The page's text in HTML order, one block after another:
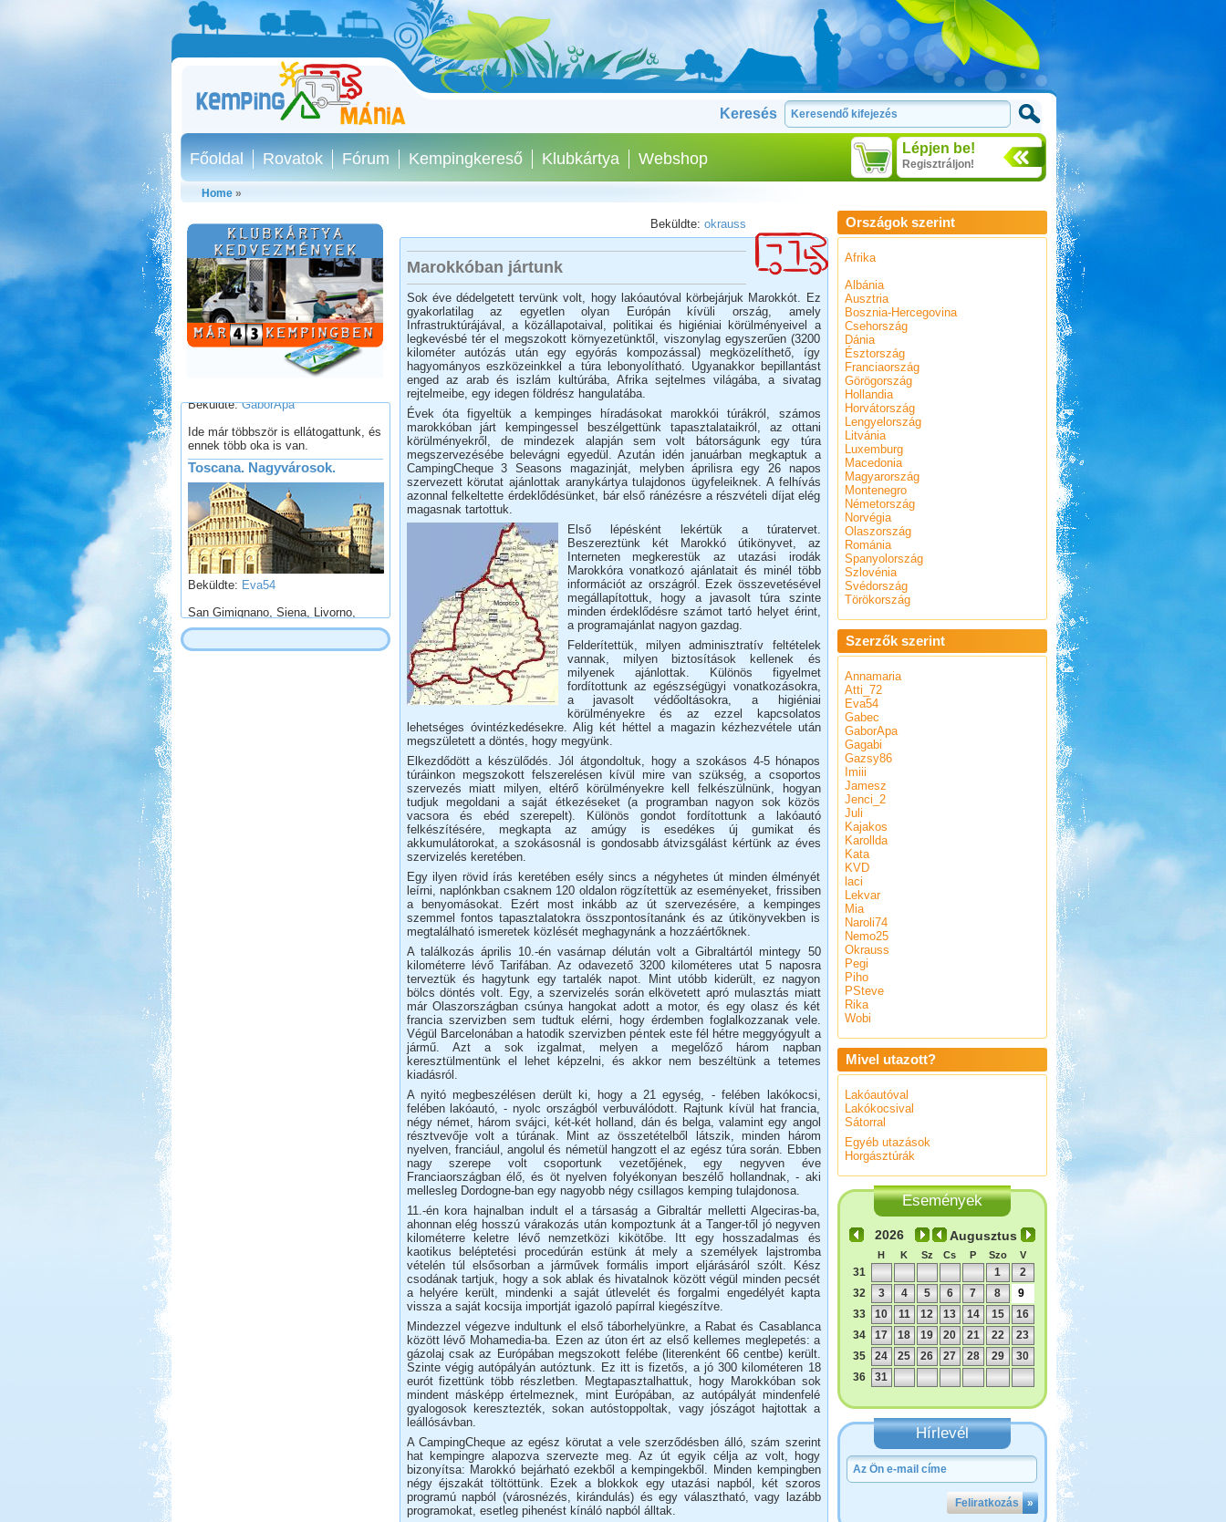
Keresés
Lépjen be!
Regisztráljon!
Főoldal Rovatok Fórum Kempingkereső Klubkártya Webshop
Home»
Pecázás Akaliban
Ide már többször is ellátogattunk, és
Toscana. Nagyvárosok.
Beküldte:Eva54
San Gimignano, Siena, Livorno,
Tisza-tavi vadkempingezés
Beküldte: okrauss
Marokkóban jártunk
Sok éve dédelgetett tervünk volt, hogy lakóautóval körbejárjuk Marokkót. Ez
gyakorlatilag az egyetlen olyan Európán kívüli ország, amely
Infrastruktúrájával, a közállapotaival, politikai és higiéniai körülményeivel a
legkevésbé tér el megszokott környezetünktől, viszonylag egyszerűen (3200
kilométer autózás után egy egyórás kompozással) megközelíthető, így
hagyományos eszközeinkkel a túra lebonyolítható. Ugyanakkor bepillantást
enged az arab és iszlám kultúrába, Afrika sejtelmes világába, a sivatag
rejtelmeibe, egy idegen földrész hangulatába.
Évek óta figyeltük a kempinges híradásokat marokkói túrákról, számos
marokkóban járt kempingessel beszélgettünk tapasztalataikról, az ottani
körülményekről, de mindezek alapján sem volt bátorságunk egy túra
megszervezésébe belevágni egyedül. Azután idén januárban megkaptuk a
CampingCheque 3 Seasons magazinját, melyben áprilisra egy 26 napos
szervezett körutat ajánlottak aranykártya tulajdonos ügyfeleiknek. A felhívás
azonnal felkeltette érdeklődésünket, bár első ránézésre a részvételi díjat elég
magasnak tartottuk.
Első lépésként lekértük a túratervet.
Beszereztünk két Marokkó útikönyvet, az
Interneten megkerestük az utazási irodák
Marokkóra vonatkozó ajánlatait és minél több
információt az országról. Ezek összevetésével
megállapítottuk, hogy a javasolt túra szinte
minden érdeklődésre számot tartó helyet érint,
a programajánlat nagyon gazdag.
Felderítettük, milyen adminisztratív feltételek
vannak, milyen biztosítások kellenek és
milyenek ajánlottak. Különös figyelmet
fordítottunk az egészségügyi vonatkozásokra,
a javasolt védőoltásokra, a higiéniai
körülményekre és az ezzel kapcsolatos
lehetséges óvintézkedésekre. Alig két héttel a magazin kézhezvétele után
megszületett a döntés, hogy megyünk.
Elkezdődött a készülődés. Jól átgondoltuk, hogy a szokásos 4-5 hónapos
túráinkon megszokott felszerelésen kívül mire van szükség, a csoportos
szervezés miatt milyen, eltérő körülményekre kell felkészülnünk, hogyan
tudjuk megoldani a saját étkezéseket (a programban nagyon sok közös
vacsora és ebéd szerepelt). Különös gondot fordítottunk a lakóautó
felkészítésére, megkapta az amúgy is esedékes új gumikat és
akkumulátorokat, a szokásosnál is gondosabb átvizsgálást kértünk az éves
szervizelés keretében.
Egy ilyen rövid írás keretében esély sincs a négyhetes út minden élményét
leírni, naplónkban csaknem 120 oldalon rögzítettük az eseményeket, frissiben
a benyomásokat. Ezért most inkább az út szervezésére, a kempinges
szemmel fontos tapasztalatokra összpontosítanánk és az útikönyvekben is
megtalálható ismeretek közlését meghagynánk a hozzáértőknek.
A találkozás április 10.-én vasárnap délután volt a Gibraltártól mintegy 50
kilométerre lévő Tarifában. Az odavezető 3200 kilométeres utat 5 naposra
terveztük és hagytunk egy tartalék napot. Mint utóbb kiderült, ez nagyon
bölcs döntés volt. Egy, a szervizelés során elkövetett apró mulasztás miatt
már Olaszországban csúnya hangokat adott a motor, és egy olasz és két
francia szervizben sem tudtuk elérni, hogy érdemben foglalkozzanak vele.
Végül Barcelonában a hatodik szervizben péntek este fél hétre meggyógyult a
jármű. Azt a sok izgalmat, melyen a megelőző három napban
keresztülmentünk el lehet képzelni, és akkor nem beszéltünk a tetemes
kiadásról.
A nyitó megbeszélésen derült ki, hogy a 21 egység, - felében lakókocsi,
felében lakóautó, - nyolc országból verbuválódott. Rajtunk kívül hat francia,
négy német, három svájci, két-két holland, dán és belga, valamint egy angol
résztvevője volt a túrának. Mint az összetételből látszik, minden három
nyelven, franciául, angolul és németül hangzott el az egész túra során. Ebben
nagy szerepe volt csoportunk vezetőjének, egy negyven éve
Franciaországban élő, és öt nyelven folyékonyan beszélő hollandnak, - aki
mellesleg Dordogne-ban egy nagyobb négy csillagos kemping tulajdonosa.
11.-én kora hajnalban indult el a társaság a Gibraltár melletti Algeciras-ba,
ahonnan elég hosszú várakozás után kompoztunk át a Tanger-től jó negyven
kilométerre keletre lévő nemzetközi kikötőbe. Itt egy hosszadalmas és
kaotikus beléptetési procedúrán estünk át mely a személyek lajstromba
vételén túl elsősorban a járművek formális import eljárásáról szólt. Kész
csodának tartjuk, hogy a sok ablak és hivatalnok között végül minden pecsét
a helyére került, mindenki a saját útlevelét és forgalmi engedélyét kapta
vissza a saját kocsija importját igazoló papírral kiegészítve.
Mindezzel végezve indultunk el első táborhelyünkre, a Rabat és Casablanca
között lévő Mohamedia-ba. Ezen az úton ért az első kellemes meglepetés: a
gázolaj csak az Európában megszokott felébe (literenként 66 centbe) került.
Szinte végig autópályán autóztunk. Ez itt is fizetős, a jó 300 kilométeren 18
eurót fizettünk több részletben. Megtapasztalhattuk, hogy Marokkóban sok
mindent másképp értelmeznek, mint Európában, az autópályát mindenfelé
gyalogosok keresztezték, sokan autóstoppoltak, vagy jószágot hajtottak a
leállósávban.
A CampingCheque az egész körutat a vele szerződésben álló, szám szerint
hat kempingre alapozva szervezte meg. Az út egyik célja az volt, hogy
bizonyítsa: Marokkó bejárható ezekből a kempingekből. Minden kempingben
négy éjszakát töltöttünk. Ezek a blokkok egy utazási napból, két szoros
programú napból (városnézés, kirándulás) és egy választható, vagy lazább
programokat, esetleg pihenést kínáló napból álltak.
Országok szerint
Afrika
Albánia
Ausztria
Bosznia-Hercegovina
Csehország
Dánia
Észtország
Franciaország
Görögország
Hollandia
Horvátország
Lengyelország
Litvánia
Luxemburg
Macedonia
Magyarország
Montenegro
Németország
Norvégia
Olaszország
Románia
Spanyolország
Szlovénia
Svédország
Törökország
Szerzők szerint
Annamaria
Atti_72
Eva54
Gabec
GaborApa
Gagabi
Gazsy86
Imiii
Jamesz
Jenci_2
Juli
Kajakos
Karollda
Kata
KVD
laci
Lekvar
Mia
Naroli74
Nemo25
Okrauss
Pegi
Piho
PSteve
Rika
Wobi
Mivel utazott?
Lakóautóval
Lakókocsival
Sátorral
Egyéb utazások
Horgásztúrák
Események
Augusztus
H K Sz Cs P Szo V
31 1
2
32
3 4 5 6 7 8
9
33
10 11 12 13 14 15
16
34
17 18 19 20 21 22
23
35
24 25 26 27 28 29
30
36
31
Hírlevél
Feliratkozás »